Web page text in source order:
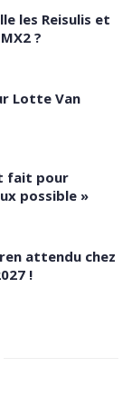
les Reisulis et
?
Lotte Van
fait pour
possible »
attendu chez
!